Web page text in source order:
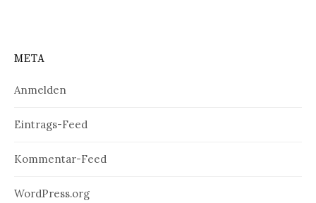
META
Anmelden
Eintrags-Feed
Kommentar-Feed
WordPress.org